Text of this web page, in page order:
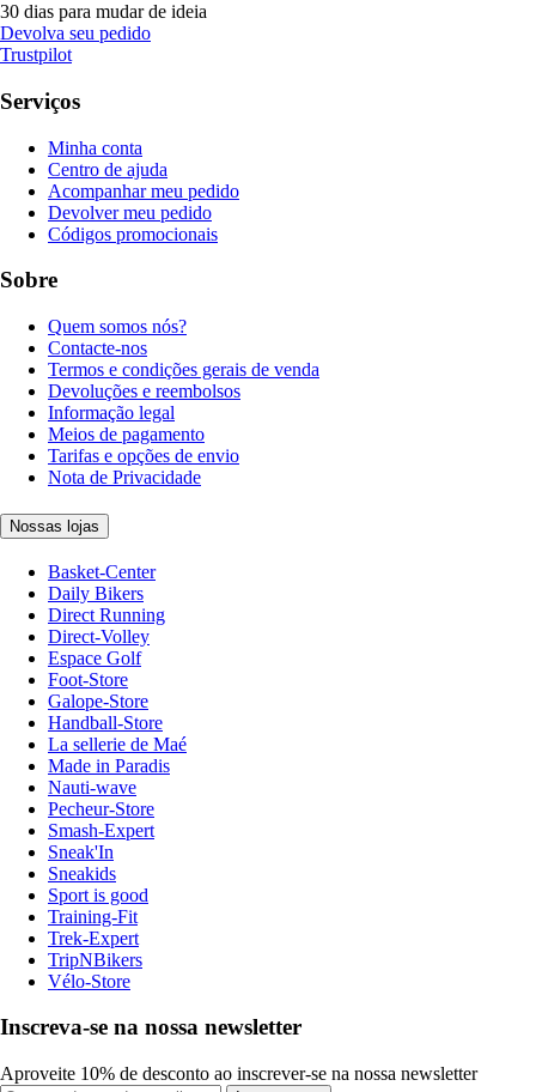
30 dias para mudar de ideia
Devolva seu pedido
Trustpilot
Serviços
Minha conta
Centro de ajuda
Acompanhar meu pedido
Devolver meu pedido
Códigos promocionais
Sobre
Quem somos nós?
Contacte-nos
Termos e condições gerais de venda
Devoluções e reembolsos
Informação legal
Meios de pagamento
Tarifas e opções de envio
Nota de Privacidade
Nossas lojas
Basket-Center
Daily Bikers
Direct Running
Direct-Volley
Espace Golf
Foot-Store
Galope-Store
Handball-Store
La sellerie de Maé
Made in Paradis
Nauti-wave
Pecheur-Store
Smash-Expert
Sneak'In
Sneakids
Sport is good
Training-Fit
Trek-Expert
TripNBikers
Vélo-Store
Inscreva-se na nossa newsletter
Aproveite 10% de desconto ao inscrever-se na nossa newsletter